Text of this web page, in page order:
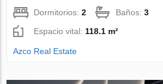
Dormitorios:2 Baños:3
Espacio vital:118.1 m²
Azco Real Estate